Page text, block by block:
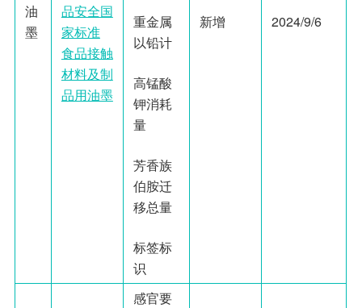
油
墨
品安全国
家标准
食品接触
材料及制
品用油墨
重金属
以铅计
高锰酸
钾消耗
量
芳香族
伯胺迁
移总量
标签标
识
新增 2024/9/6
感官要